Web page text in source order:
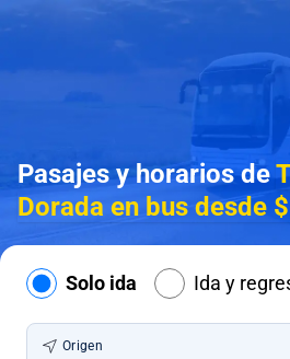
Pasajes y horarios de
Dorada en bus desde
Solo ida Ida y
Origen